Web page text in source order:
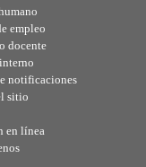
empleo
docente
notificaciones
sitio
en línea